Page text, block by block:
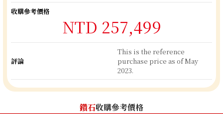
收購參考價格
NTD 257,499
評論
This is the reference
purchase price as of May
2023.
鑽石收購參考價格